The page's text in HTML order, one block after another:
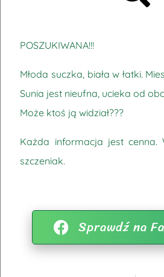
POSZUKIWANA!!!
Młoda suczka, biała w łatki.
Sunia jest nieufna, ucieka od
Może ktoś ją widział???
Każda informacja jest cenna.
szczeniak.
Sprawdź na